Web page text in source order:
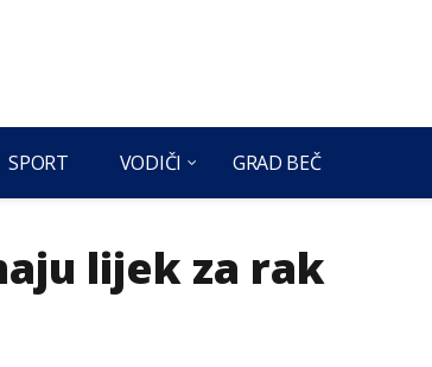
SPORT VODIČI GRAD BEČ
lijek za rak